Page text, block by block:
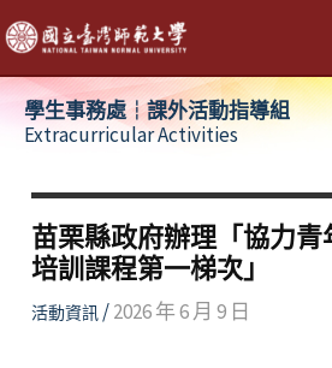
跳
至
主
學生事務處┆課外活動指導組
Extracurricular Activities
苗栗縣政府辦理「協力
培訓課程第一梯次」
活動資訊/2026 年 6 月 9 日